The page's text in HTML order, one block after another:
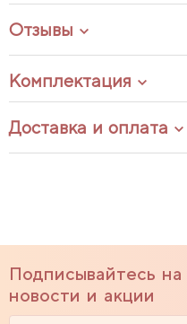
Отзывы
Комплектация
Доставка и оплата
Подписывайтесь на
новости и акции